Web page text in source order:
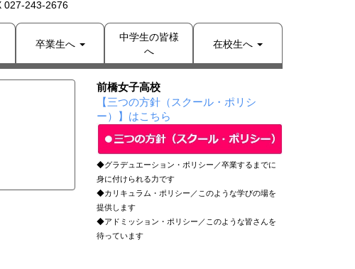
027-243-2676
卒業生へ
中学生の皆様
へ
在校生へ
前橋女子高校
【三つの方針（スクール・ポリシ
ー）】はこちら
◆グラデュエーション・ポリシー／卒業するまでに
身に付けられる力です
◆カリキュラム・ポリシー／このような学びの場を
提供します
◆アドミッション・ポリシー／このような皆さんを
待っています